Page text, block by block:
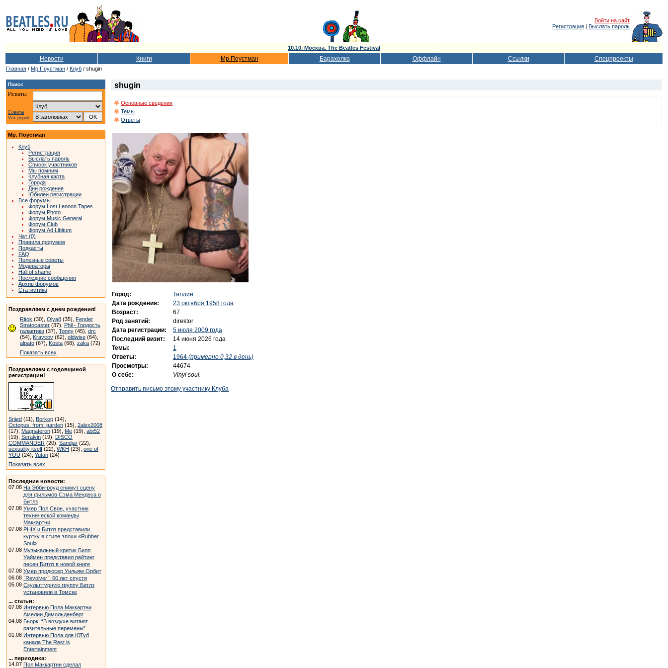
Войти на сайт
Регистрация | Выслать пароль
10.10. Москва. The Beatles Festival
Новости Книги Мр.Поустман Барахолка Оффлайн Ссылки Спецпроекты
Главная / Мр.Поустман / Клуб / shugin
Поиск
Искать:
Советы
Vox populi
Мр. Поустман
Клуб
Регистрация
Выслать пароль
Список участников
Мы помним
Клубная карта
Города
Дни рождения
Юбилеи регистрации
Все форумы
Форум Lost Lennon Tapes
Форум Photo
Форум Music General
Форум Club
Форум Ad Libitum
Чат (0)
Правила форумов
Подкасты
FAQ
Полезные советы
Модераторы
Hall of shame
Последние сообщения
Архив форумов
Статистика
Поздравляем с днем рождения!
Ritok (30), Olya8 (35), Fender
Stratocaster (37), Phil - Гордость
галактики (37), Tonny (45), drc
(54), Kravcov (62), oldwise (64),
alpato (67), Kosta (68), zaka (72)
Показать всех
Поздравляем с годовщиной
регистрации!
Snied (11), Borkop (14),
Octopus_from_garden (15), 2alex2008
(17), Magnateron (19), Me (19), abt52
(19), Seralvin (19), DISCO
COMMANDER (20), Sandjar (22),
sexuality itself (22), WKH (23), one of
YOU (24), Yutan (24)
Показать всех
Последние новости:
07.08 На Эбби-роуд снимут сцену
для фильмов Сэма Мендеса о
Битлз
07.08 Умер Пол Свон, участник
технической команды
Маккартни
07.08 PHIX и Битлз представили
куртку в стиле эпохи «Rubber
Soul»
07.08 Музыкальный критик Билл
Уаймен представил рейтинг
песен Битлз в новой книге
07.08 Умер продюсер Уильям Орбит
06.08 `Revolver`: 60 лет спустя
05.08 Скульптурную группу Битлз
установили в Томске
... статьи:
07.08 Интервью Пола Маккартни
Амелии Димольденберг
04.08 Бьорк: “В воздухе витают
разительные перемены”
01.08 Интервью Пола для ЮТуб
канала The Rest is
Entertainment
... периодика:
14.07 Пол Маккартни сделал
shugin
Основные сведения
Темы
Ответы
Город:
Таллин
Дата рождения:
23 октября 1958 года
Возраст:
67
Род занятий:
direktor
Дата регистрации:
5 июля 2009 года
Последний визит:
14 июня 2026 года
Темы:
1
Ответы:
1964 (примерно 0,32 в день)
Просмотры:
44674
О себе:
Vinyl soul.
Отправить письмо этому участнику Клуба